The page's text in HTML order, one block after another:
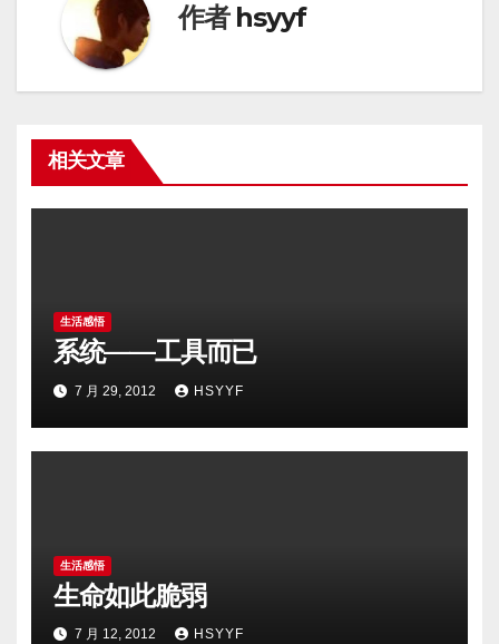
作者 hsyyf
相关文章
生活感悟
系统——工具而已
7 月 29, 2012 HSYYF
生活感悟
生命如此脆弱
7 月 12, 2012 HSYYF